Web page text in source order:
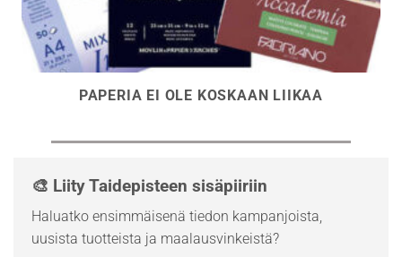
PAPERIA EI OLE KOSKAAN LIIKAA
🎨 Liity Taidepisteen sisäpiiriin
Haluatko ensimmäisenä tiedon kampanjoista,
uusista tuotteista ja maalausvinkeistä?